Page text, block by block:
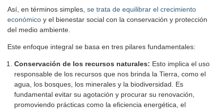
Así, en términos simples, se trata de equilibrar el crecimiento
económico y el bienestar social con la conservación y protección
del medio ambiente.
Este enfoque integral se basa en tres pilares fundamentales:
Conservación de los recursos naturales: Esto implica el uso
responsable de los recursos que nos brinda la Tierra, como el
agua, los bosques, los minerales y la biodiversidad. Es
fundamental evitar su agotación y procurar su renovación,
promoviendo prácticas como la eficiencia energética, el